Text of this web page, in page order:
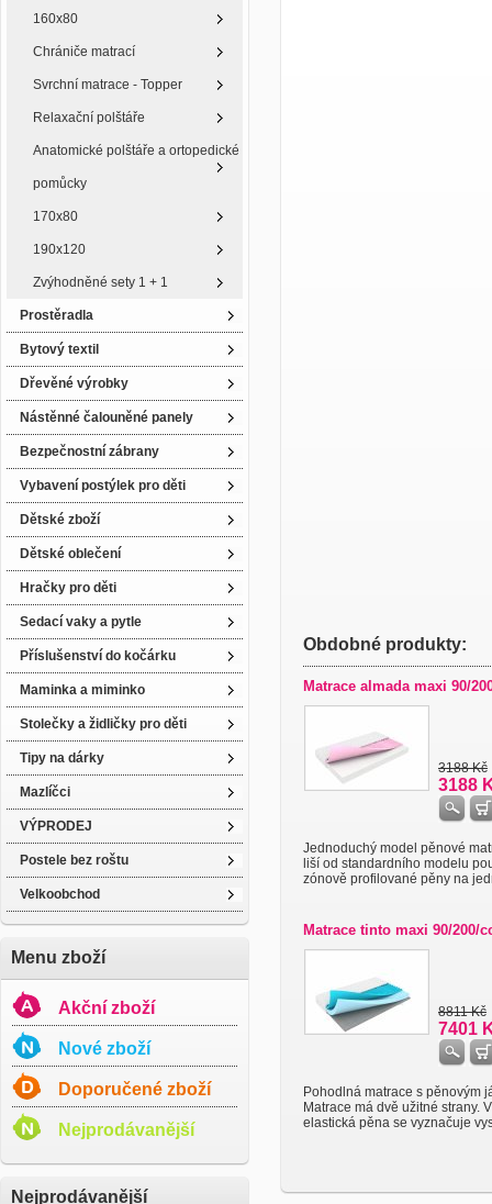
160x80
Chrániče matrací
Svrchní matrace - Topper
Relaxační polštáře
Anatomické polštáře a ortopedické
pomůcky
170x80
190x120
Zvýhodněné sety 1 + 1
Prostěradla
Bytový textil
Dřevěné výrobky
Nástěnné čalouněné panely
Bezpečnostní zábrany
Vybavení postýlek pro děti
Dětské zboží
Dětské oblečení
Hračky pro děti
Sedací vaky a pytle
Příslušenství do kočárku
Maminka a miminko
Stolečky a židličky pro děti
Tipy na dárky
Mazlíčci
VÝPRODEJ
Postele bez roštu
Velkoobchod
Menu zboží
Akční zboží
Nové zboží
Doporučené zboží
Nejprodávanější
Nejprodávanější
Obdobné produkty:
Matrace almada maxi 90/
3188 Kč
3188
Jednoduchý model pěnové
liší od standardního modelu
zónově profilované pěny na
Matrace tinto maxi 90/200/
8811 Kč
7401
Pohodlná matrace s pěnovým
Matrace má dvě užitné strany.
elastická pěna se vyznačuje